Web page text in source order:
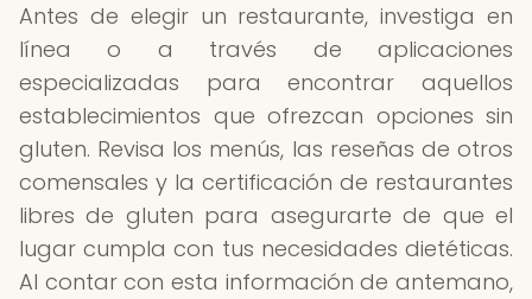
Antes de elegir un restaurante, investiga en
línea o a través de aplicaciones
especializadas para encontrar aquellos
establecimientos que ofrezcan opciones sin
gluten. Revisa los menús, las reseñas de otros
comensales y la certificación de restaurantes
libres de gluten para asegurarte de que el
lugar cumpla con tus necesidades dietéticas.
Al contar con esta información de antemano,